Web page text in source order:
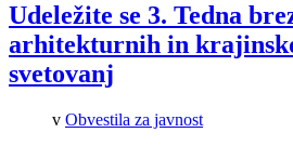
Udeležite se 3. Tedna
arhitekturnih in
svetovanj
v Obvestila za javnost